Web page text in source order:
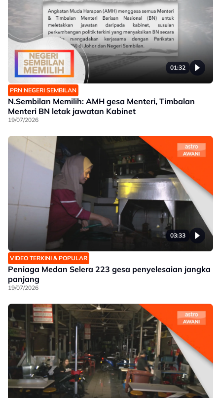
01:32
PRN NEGERI SEMBILAN
N.Sembilan Memilih: AMH gesa Menteri, Timbalan
Menteri BN letak jawatan Kabinet
19/07/2026
03:33
VIDEO TERKINI & POPULAR
Peniaga Medan Selera 223 gesa penyelesaian jangka
panjang
19/07/2026